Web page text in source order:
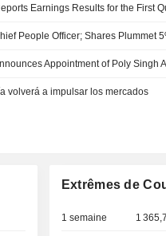
People Officer; Shares Plummet
volverá a impulsar los mercados
Extrêmes de
1 semaine 1 365,7